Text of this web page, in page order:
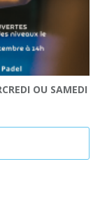
OU SAMEDI